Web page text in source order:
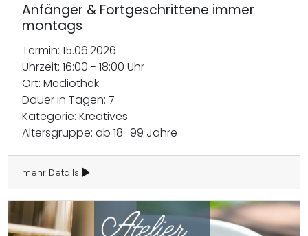
Anfänger & Fortgeschrittene immer
montags
Termin: 15.06.2026
Uhrzeit: 16:00 - 18:00 Uhr
Ort: Mediothek
Dauer in Tagen: 7
Kategorie: Kreatives
Altersgruppe: ab 18–99 Jahre
mehr Details